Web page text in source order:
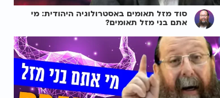
סוד מזל תאומים באסטרולוגיה היהודית: מי
אתם בני מזל תאומים?